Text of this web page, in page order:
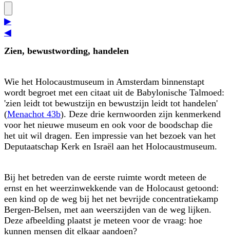
▶
◀
Zien, bewustwording, handelen
Wie het Holocaustmuseum in Amsterdam binnenstapt
wordt begroet met een citaat uit de Babylonische Talmoed:
'zien leidt tot bewustzijn en bewust­zijn leidt tot handelen'
(Menachot 43b). Deze drie kernwoorden zijn kenmerkend
voor het nieuwe museum en ook voor de boodschap die
het uit wil dragen. Een impressie van het bezoek van het
Deputaatschap Kerk en Israël aan het Holocaust­museum.
Bij het betreden van de eerste ruimte wordt meteen de
ernst en het weerzinwekkende van de Holocaust getoond:
een kind op de weg bij het net bevrijde concentratiekamp
Bergen-Belsen, met aan weerszijden van de weg lijken.
Deze afbeelding plaatst je meteen voor de vraag: hoe
kunnen mensen dit elkaar aandoen?